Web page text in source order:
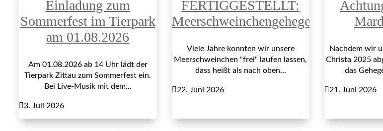
Einladung zum
Sommerfest im Tierpark
am 01.08.2026
Am 01.08.2026 ab 14 Uhr lädt der
Tierpark Zittau zum Sommerfest ein.
Bei Live-Musik mit dem...
3. Juli 2026
FERTIGGESTELLT:
Meerschweinchengehege
Viele Jahre konnten wir unsere
Meerschweinchen "frei" laufen lassen,
dass heißt als nach oben...
22. Juni 2026
Nachdem wir
Christa 2025
das
21. Juni 2026